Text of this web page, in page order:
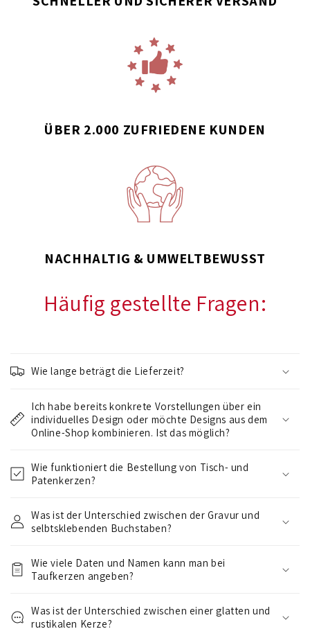
ÜBER 2.000 ZUFRIEDENE KUNDEN
NACHHALTIG & UMWELTBEWUSST
Häufig gestellte Fragen:
i
n
l
p
r
r
I
h
Wie lange beträgt die Lieferzeit?
Ich habe bereits konkrete Vorstellungen über ein
individuelles Design oder möchte Designs aus dem
Online-Shop kombinieren. Ist das möglich?
Wie funktioniert die Bestellung von Tisch- und
Patenkerzen?
Was ist der Unterschied zwischen der Gravur und
selbtsklebenden Buchstaben?
Wie viele Daten und Namen kann man bei
Taufkerzen angeben?
Was ist der Unterschied zwischen einer glatten und
rustikalen Kerze?